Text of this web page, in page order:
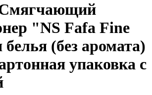
"NS Fafa Fine
(без аромата)
упаковка с